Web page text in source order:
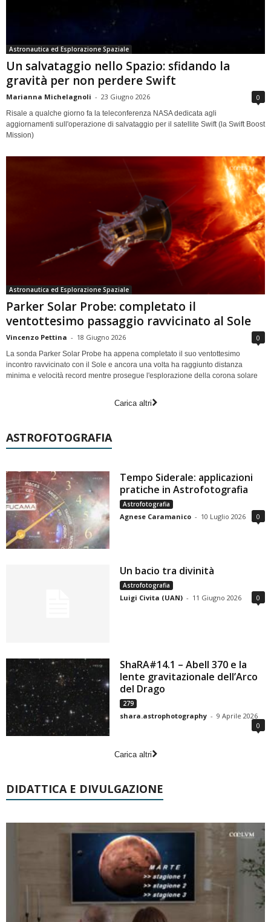
Astronautica ed Esplorazione Spaziale
Un salvataggio nello Spazio: sfidando la
gravità per non perdere Swift
Marianna Michelagnoli - 23 Giugno 2026 0
Risale a qualche giorno fa la teleconferenza NASA dedicata agli
aggiornamenti sull'operazione di salvataggio per il satellite Swift (la Swift Boost
Mission)
Astronautica ed Esplorazione Spaziale
Parker Solar Probe: completato il
ventottesimo passaggio ravvicinato al Sole
Vincenzo Pettina - 18 Giugno 2026 0
La sonda Parker Solar Probe ha appena completato il suo ventottesimo
incontro ravvicinato con il Sole e ancora una volta ha raggiunto distanza
minima e velocità record mentre prosegue l'esplorazione della corona solare
Carica altri
ASTROFOTOGRAFIA
Tempo Siderale: applicazioni
pratiche in Astrofotografia
Astrofotografia
Agnese Caramanico - 10 Luglio 2026 0
Un bacio tra divinità
Astrofotografia
Luigi Civita (UAN) - 11 Giugno 2026 0
ShaRA#14.1 – Abell 370 e la
lente gravitazionale dell’Arco
del Drago
279
shara.astrophotography - 9 Aprile 2026
0
Carica altri
DIDATTICA E DIVULGAZIONE